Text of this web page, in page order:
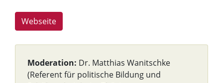
Webseite
Moderation: Dr. Matthias Wanitschke
(Referent für politische Bildung und